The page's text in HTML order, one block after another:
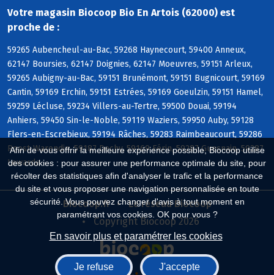
Afin de vous offrir la meilleure expérience possible, Biocoop utilise
des cookies : pour assurer une performance optimale du site, pour
récolter des statistiques afin d'analyser le trafic et la performance
du site et vous proposer une navigation personnalisée en toute
sécurité. Vous pouvez changer d'avis à tout moment en
paramétrant vos cookies. OK pour vous ?
En savoir plus et paramétrer les cookies
Je refuse J'accepte
Votre magasin Biocoop Bio En Artois (62000) est
proche de :
59265 Aubencheul-au-Bac, 59268 Haynecourt, 59400 Anneux,
62147 Boursies, 62147 Doignies, 62147 Moeuvres, 59151 Arleux,
59265 Aubigny-au-Bac, 59151 Brunémont, 59151 Bugnicourt, 59169
Cantin, 59169 Erchin, 59151 Estrées, 59169 Goeulzin, 59151 Hamel,
59259 Lécluse, 59234 Villers-au-Tertre, 59500 Douai, 59194
Anhiers, 59450 Sin-le-Noble, 59119 Waziers, 59950 Auby, 59128
Flers-en-Escrebieux, 59194 Râches, 59283 Raimbeaucourt, 59286
Roost-Warendin, 59187 Dechy, 59169 Férin, 59287 Guesnain, 59287
Lewarde
Biocoop.fr
Le réseau Biocoop
Copyright Biocoop 2026